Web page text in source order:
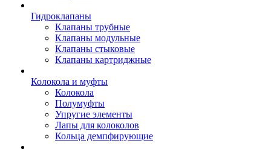
Гидроклапаны
Клапаны трубные
Клапаны модульные
Клапаны стыковые
Клапаны картриджные
Колокола и муфты
Колокола
Полумуфты
Упругие элементы
Лапы для колоколов
Кольца демпфирующие